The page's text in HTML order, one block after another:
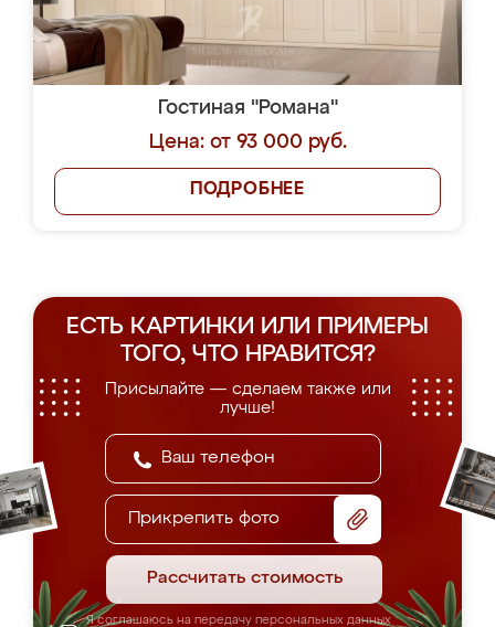
Гостиная "Романа"
Цена: от 93 000 руб.
ПОДРОБНЕЕ
ЕСТЬ КАРТИНКИ ИЛИ ПРИМЕРЫ
ТОГО, ЧТО НРАВИТСЯ?
Присылайте — сделаем также или
лучше!
Прикрепить фото
Рассчитать стоимость
Я соглашаюсь на передачу персональных данных